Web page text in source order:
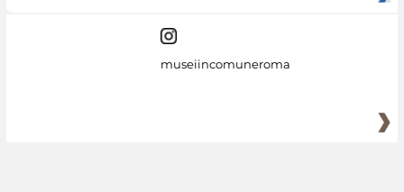
museiincomuneroma